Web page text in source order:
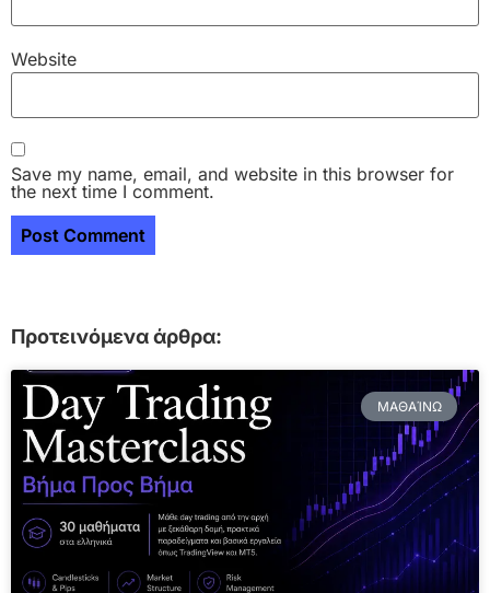
Website
Save my name, email, and website in this browser for
the next time I comment.
Προτεινόμενα άρθρα:
ΜΑΘΑΊΝΩ